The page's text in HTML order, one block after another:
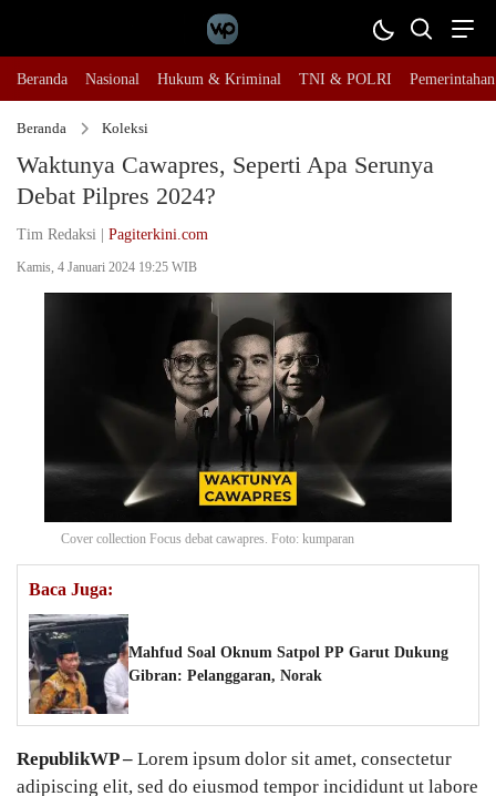
Beranda Nasional Hukum & Kriminal TNI & POLRI Pemerintahan
Beranda Koleksi
Waktunya Cawapres, Seperti Apa Serunya
Debat Pilpres 2024?
Tim Redaksi | Pagiterkini.com
Kamis, 4 Januari 2024 19:25 WIB
Cover collection Focus debat cawapres. Foto: kumparan
Baca Juga:
Mahfud Soal Oknum Satpol PP Garut Dukung
Gibran: Pelanggaran, Norak
RepublikWP– Lorem ipsum dolor sit amet, consectetur
adipiscing elit, sed do eiusmod tempor incididunt ut labore